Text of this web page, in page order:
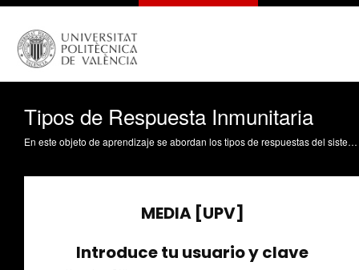
Tipos de Respuesta Inmunitaria
En este objeto de aprendizaje se abordan los tipos de respuestas del sistema inmunitario Sirera Pérez, R. (2015). Tipos de Respuesta Inmunitaria. https://riunet.upv.es/handle/10251/52035